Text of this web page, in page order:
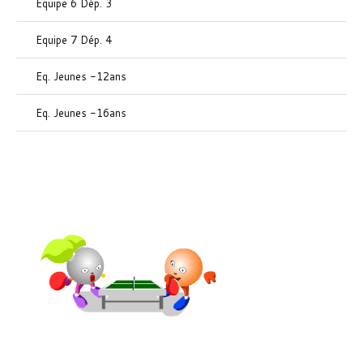
Equipe 6 Dép. 3
Equipe 7 Dép. 4
Eq. Jeunes -12ans
Eq. Jeunes -16ans